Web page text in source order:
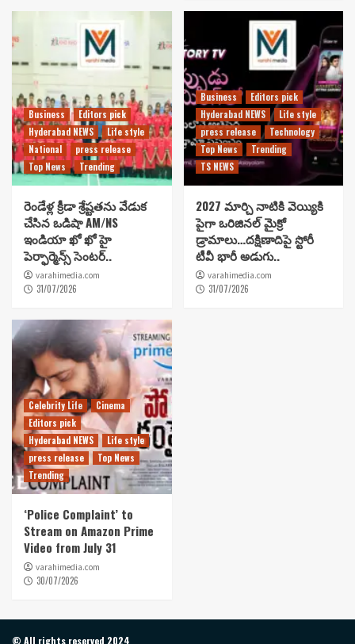
Business
Editors pick
Hyderabad NEWS
Life style
National
press release
Top News
Trending
రెండేళ్ల క్రీడా శ్రేష్టతను వేడుక
చేసిన ఒడిషా AM/NS
ఇండియా ఖో ఖో హై
పెర్ఫార్మెన్స్ సెంటర్..
varahimedia.com
31/07/2026
Business
Editors pick
Hyderabad NEWS
Life style
press release
Technology
Top News
Trending
TS NEWS
2027 మార్చి నాటికి వెయ్యికి
పైగా ఒరిజినల్ మైక్రో
డ్రామాలు…దక్షిణాదిపై స్టోరీ
టీవీ భారీ అడుగు..
varahimedia.com
31/07/2026
Celebrity Life
Cinema
Editors pick
Hyderabad NEWS
Life style
press release
Top News
Trending
‘Police Complaint’ to
Stream on Amazon Prime
Video from July 31
varahimedia.com
30/07/2026
© All rights reserved 2024